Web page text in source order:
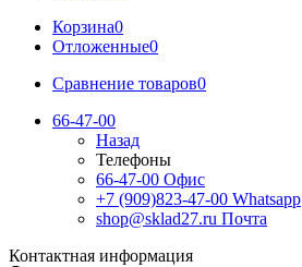
Корзина0
Отложенные0
Сравнение товаров0
66-47-00
Назад
Телефоны
66-47-00 Офис
+7 (909)823-47-00 Whatsapp
shop@sklad27.ru Почта
Контактная информация